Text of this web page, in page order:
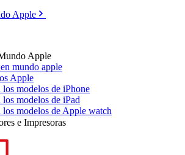
Apple
Apple
mundo apple
Apple
los modelos de iPhone
los modelos de iPad
los modelos de Apple watch
e Impresoras